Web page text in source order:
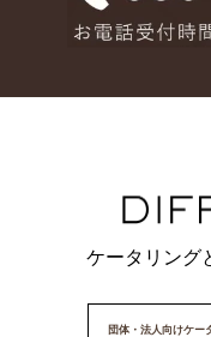
ケータリング
団体・法人向けケー